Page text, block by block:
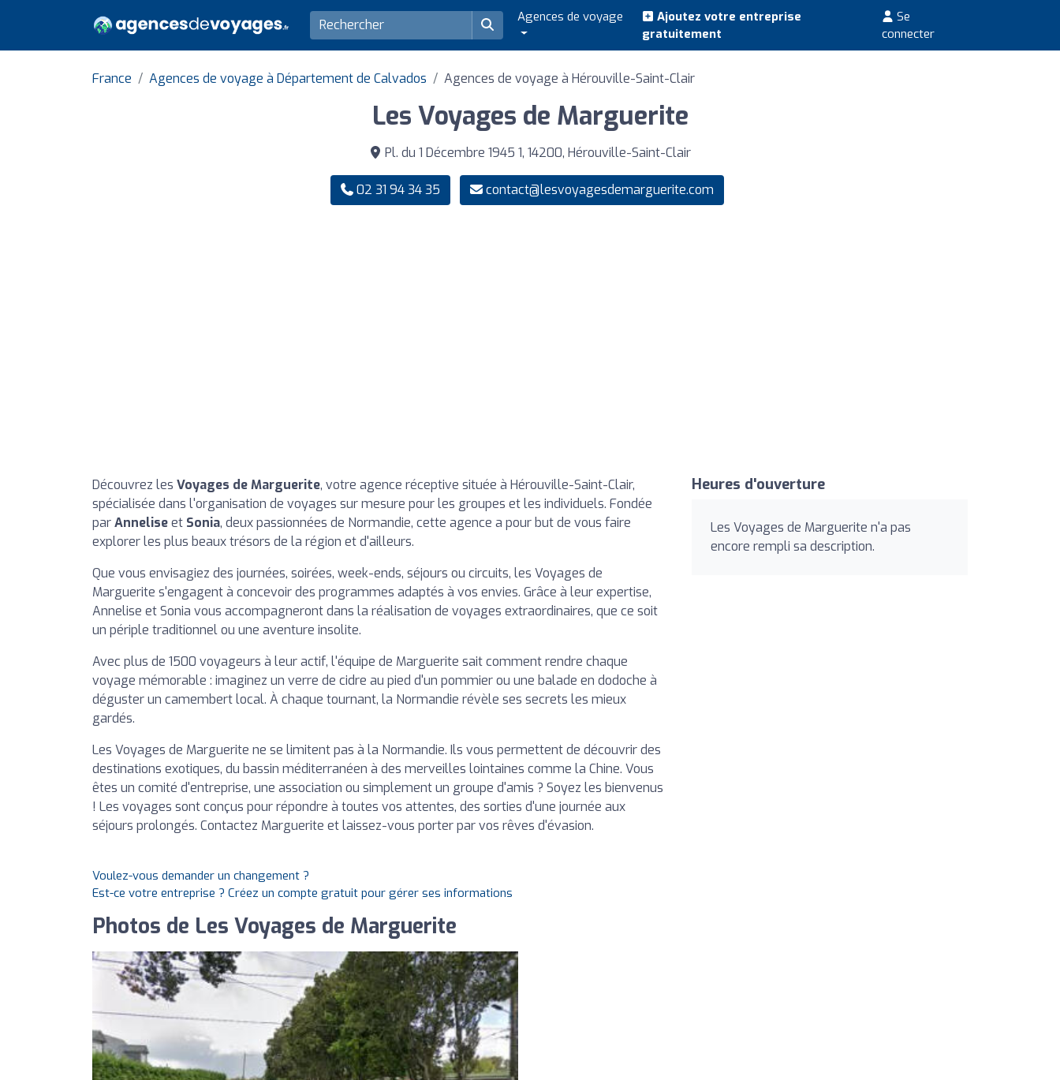
Agences de voyage
Ajoutez votre entreprise
gratuitement
Se
connecter
France Agences de voyage à Département de Calvados Agences de voyage à Hérouville-Saint-Clair
Les Voyages de Marguerite
Pl. du 1 Décembre 1945 1, 14200, Hérouville-Saint-Clair
02 31 94 34 35 contact@lesvoyagesdemarguerite.com
Découvrez les Voyages de Marguerite, votre agence réceptive située à Hérouville-Saint-Clair,
spécialisée dans l'organisation de voyages sur mesure pour les groupes et les individuels. Fondée
parAnneliseet Sonia, deux passionnées de Normandie, cette agence a pour but de vous faire
explorer les plus beaux trésors de la région et d'ailleurs.
Que vous envisagiez des journées, soirées, week-ends, séjours ou circuits, les Voyages de
Marguerite s'engagent à concevoir des programmes adaptés à vos envies. Grâce à leur expertise,
Annelise et Sonia vous accompagneront dans la réalisation de voyages extraordinaires, que ce soit
un périple traditionnel ou une aventure insolite.
Avec plus de 1500 voyageurs à leur actif, l'équipe de Marguerite sait comment rendre chaque
voyage mémorable : imaginez un verre de cidre au pied d'un pommier ou une balade en dodoche à
déguster un camembert local. À chaque tournant, la Normandie révèle ses secrets les mieux
gardés.
Les Voyages de Marguerite ne se limitent pas à la Normandie. Ils vous permettent de découvrir des
destinations exotiques, du bassin méditerranéen à des merveilles lointaines comme la Chine. Vous
êtes un comité d'entreprise, une association ou simplement un groupe d'amis ? Soyez les bienvenus
! Les voyages sont conçus pour répondre à toutes vos attentes, des sorties d'une journée aux
séjours prolongés. Contactez Marguerite et laissez-vous porter par vos rêves d'évasion.
Heures d'ouverture
Les Voyages de Marguerite n'a pas
encore rempli sa description.
Voulez-vous demander un changement ?
Est-ce votre entreprise ? Créez un compte gratuit pour gérer ses informations
Photos de Les Voyages de Marguerite